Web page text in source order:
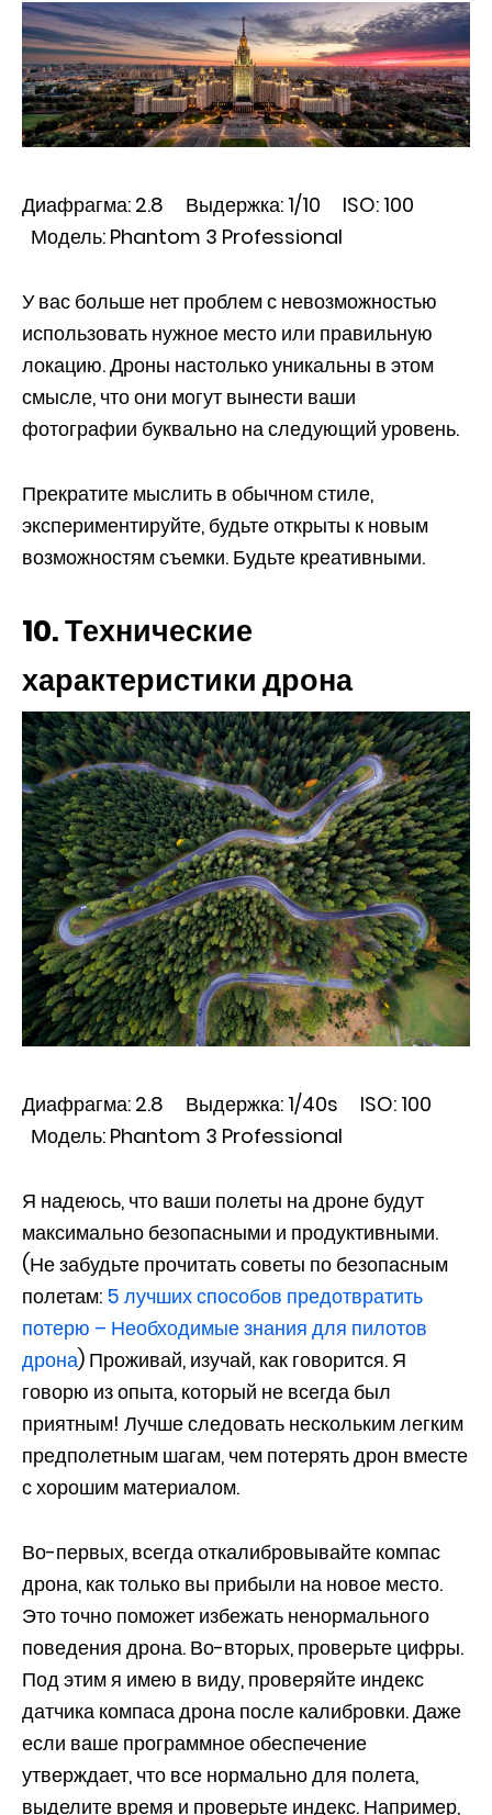
Диафрагма: 2.8 Выдержка: 1/10 ISO: 100
Модель: Phantom 3 Professional
У вас больше нет проблем с невозможностью
использовать нужное место или правильную
локацию. Дроны настолько уникальны в этом
смысле, что они могут вынести ваши
фотографии буквально на следующий уровень.
Прекратите мыслить в обычном стиле,
экспериментируйте, будьте открыты к новым
возможностям съемки. Будьте креативными.
10. Технические
характеристики дрона
Диафрагма: 2.8 Выдержка: 1/40s ISO: 100
Модель: Phantom 3 Professional
Я надеюсь, что ваши полеты на дроне будут
максимально безопасными и продуктивными.
(Не забудьте прочитать советы по безопасным
полетам: 5 лучших способов предотвратить
потерю – Необходимые знания для пилотов
дрона) Проживай, изучай, как говорится. Я
говорю из опыта, который не всегда был
приятным! Лучше следовать нескольким легким
предполетным шагам, чем потерять дрон вместе
с хорошим материалом.
Во-первых, всегда откалибровывайте компас
дрона, как только вы прибыли на новое место.
Это точно поможет избежать ненормального
поведения дрона. Во-вторых, проверьте цифры.
Под этим я имею в виду, проверяйте индекс
датчика компаса дрона после калибровки. Даже
если ваше программное обеспечение
утверждает, что все нормально для полета,
выделите время и проверьте индекс. Например,